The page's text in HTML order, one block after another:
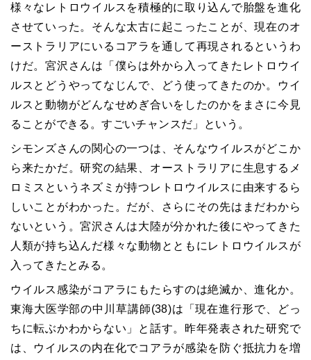
様々なレトロウイルスを積極的に取り込んで胎盤を進化
させていった。そんな太古に起こったことが、現在のオ
ーストラリアにいるコアラを通して再現されるというわ
けだ。宮沢さんは「僕らは外から入ってきたレトロウイ
ルスとどうやってなじんで、どう使ってきたのか。ウイ
ルスと動物がどんなせめぎ合いをしたのかをまさに今見
ることができる。すごいチャンスだ」という。
シモンズさんの関心の一つは、そんなウイルスがどこか
ら来たかだ。研究の結果、オーストラリアに生息するメ
ロミスというネズミが持つレトロウイルスに由来するら
しいことがわかった。だが、さらにその先はまだわから
ないという。宮沢さんは大陸が分かれた後にやってきた
人類が持ち込んだ様々な動物とともにレトロウイルスが
入ってきたとみる。
ウイルス感染がコアラにもたらすのは絶滅か、進化か。
東海大医学部の中川草講師(38)は「現在進行形で、どっ
ちに転ぶかわからない」と話す。昨年発表された研究で
は、ウイルスの内在化でコアラが感染を防ぐ抵抗力を増